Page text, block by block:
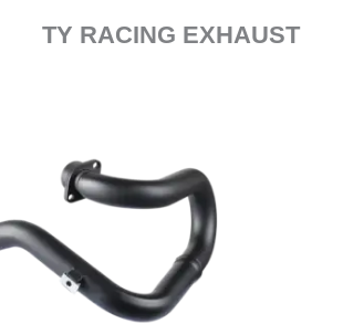
TY RACING EXHAUST